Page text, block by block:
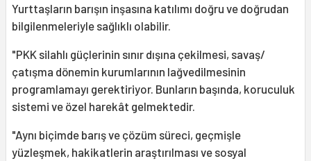
Yurttaşların barışın inşasına katılımı doğru ve doğrudan
bilgilenmeleriyle sağlıklı olabilir.
"PKK silahlı güçlerinin sınır dışına çekilmesi, savaş/
çatışma dönemin kurumlarının lağvedilmesinin
programlamayı gerektiriyor. Bunların başında, koruculuk
sistemi ve özel harekât gelmektedir.
"Aynı biçimde barış ve çözüm süreci, geçmişle
yüzleşmek, hakikatlerin araştırılması ve sosyal